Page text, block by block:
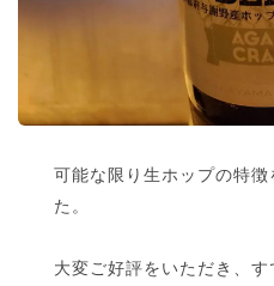
可能な限り生ホップの特
た。
大変ご好評をいただき、